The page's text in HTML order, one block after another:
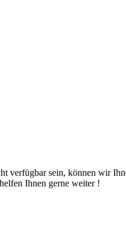
sein, können wir
Ihnen gerne weiter !